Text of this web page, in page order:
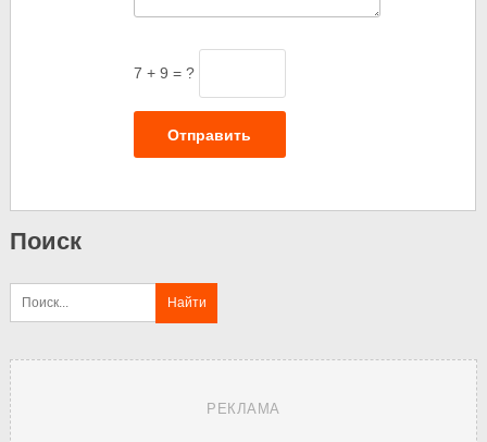
7 + 9 = ?
Отправить
Поиск
РЕКЛАМА